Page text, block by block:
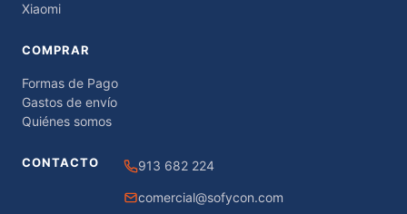
Xiaomi
COMPRAR
Formas de Pago
Gastos de envío
Quiénes somos
CONTACTO 913 682 224
comercial@sofycon.com